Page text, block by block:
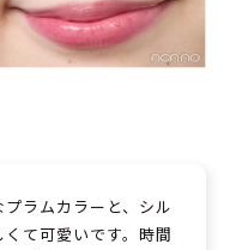
ラムカラーと、シル
て可愛いです。時間